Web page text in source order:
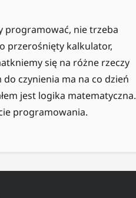
programować, nie trzeba
przerośnięty kalkulator,
się na różne rzeczy
czynienia ma na co dzień
jest logika matematyczna.
programowania.